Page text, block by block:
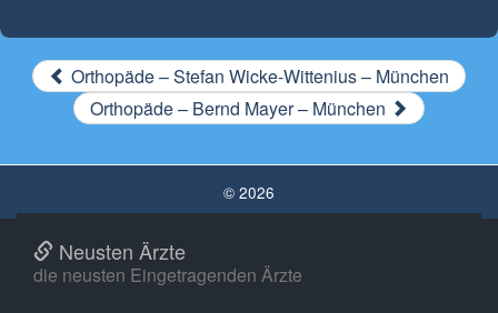
Orthopäde – Stefan Wicke-Wittenius – München
Orthopäde – Bernd Mayer – München
© 2026
Neusten Ärzte
die neusten Eingetragenden Ärzte